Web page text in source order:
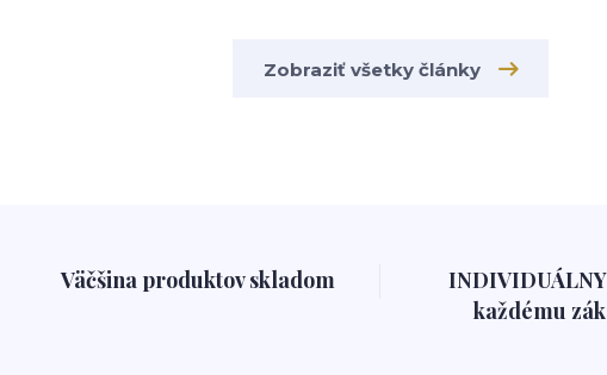
Zobraziť všetky články
Väčšina produktov skladom
každému